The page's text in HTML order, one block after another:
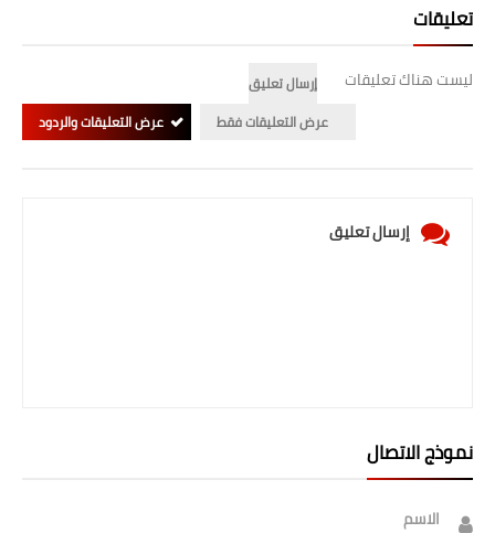
تعليقات
ليست هناك تعليقات
إرسال تعليق
عرض التعليقات فقط
عرض التعليقات والردود
إرسال تعليق
نموذج الاتصال
الاسم